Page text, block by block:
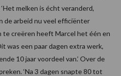
melken is écht veranderd,
de arbeid nu veel efficiënter
te creëren heeft Marcel het één en
was een paar dagen extra werk,
10 jaar voordeel van.’ Over de
‘Na 3 dagen snapte 80 tot